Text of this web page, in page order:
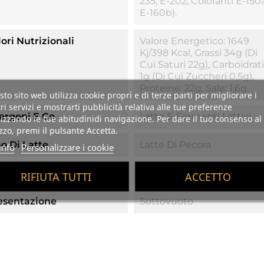
sito web utilizza cookie propri e di terze parti per migliorare i
servizi e mostrarti pubblicità relativa alle tue preferenze
le tue abitudinidi navigazione. Per dare il tuo consenso al
premi il pulsante Accetta.
Personalizzare i cookie
RIFIUTA TUTTI ACCETTO
E-160b).
Nutrizionali
Valore Energetico: 1649
Kj/398 Kcal, Grassi 34g (di
Cui Saturi 22g),
1g (di Cui Zuccheri 0,5g),
Proteine: 22g, Sale: 1,6g
E Co Latte E Fermenti Lattici
Di Latte Latte Di Pecora
Sottovuoto